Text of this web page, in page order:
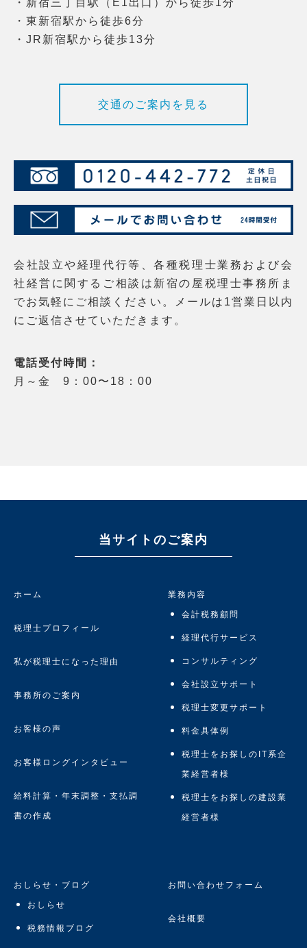
・新宿三丁目駅（E1出口）から徒歩1分
・東新宿駅から徒歩6分
・JR新宿駅から徒歩13分
交通のご案内を見る
会社設立や経理代行等、各種税理士業務および会
社経営に関するご相談は新宿の屋税理士事務所ま
でお気軽にご相談ください。メールは1営業日以内
にご返信させていただきます。
電話受付時間：
月～金 9：00〜18：00
当サイトのご案内
ホーム
税理士プロフィール
私が税理士になった理由
事務所のご案内
お客様の声
お客様ロングインタビュー
給料計算・年末調整・支払調
書の作成
業務内容
会計税務顧問
経理代行サービス
コンサルティング
会社設立サポート
税理士変更サポート
料金具体例
税理士をお探しのIT系企
業経営者様
税理士をお探しの建設業
経営者様
おしらせ・ブログ
おしらせ
税務情報ブログ
お問い合わせフォーム
会社概要